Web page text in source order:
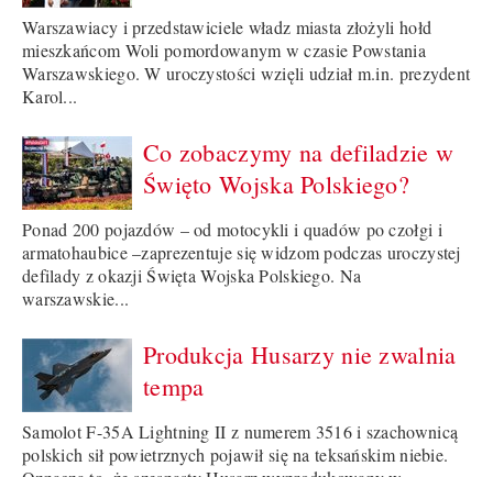
Warszawiacy i przedstawiciele władz miasta złożyli hołd
mieszkańcom Woli pomordowanym w czasie Powstania
Warszawskiego. W uroczystości wzięli udział m.in. prezydent
Karol...
Co zobaczymy na defiladzie w
Święto Wojska Polskiego?
Ponad 200 pojazdów – od motocykli i quadów po czołgi i
armatohaubice –zaprezentuje się widzom podczas uroczystej
defilady z okazji Święta Wojska Polskiego. Na
warszawskie...
Produkcja Husarzy nie zwalnia
tempa
Samolot F-35A Lightning II z numerem 3516 i szachownicą
polskich sił powietrznych pojawił się na teksańskim niebie.